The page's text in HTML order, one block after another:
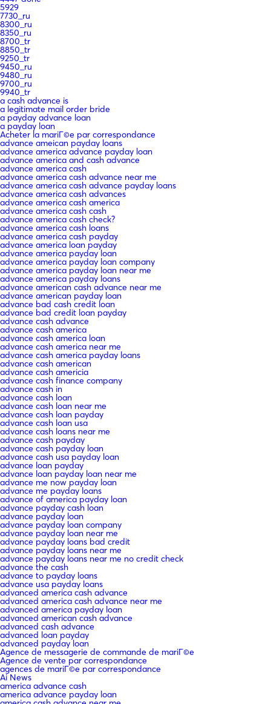
5929
7730_ru
8300_ru
8350_ru
8700_tr
8850_tr
9250_tr
9450_ru
9480_ru
9700_ru
9940_tr
a cash advance is
a legitimate mail order bride
a payday advance loan
a payday loan
Acheter la mariГ©e par correspondance
advance ameican payday loans
advance america advance payday loan
advance america and cash advance
advance america cash
advance america cash advance near me
advance america cash advance payday loans
advance america cash advances
advance america cash america
advance america cash cash
advance america cash check?
advance america cash loans
advance america cash payday
advance america loan payday
advance america payday loan
advance america payday loan company
advance america payday loan near me
advance america payday loans
advance american cash advance near me
advance american payday loan
advance bad cash credit loan
advance bad credit loan payday
advance cash advance
advance cash america
advance cash america loan
advance cash america near me
advance cash america payday loans
advance cash american
advance cash americia
advance cash finance company
advance cash in
advance cash loan
advance cash loan near me
advance cash loan payday
advance cash loan usa
advance cash loans near me
advance cash payday
advance cash payday loan
advance cash usa payday loan
advance loan payday
advance loan payday loan near me
advance me now payday loan
advance me payday loans
advance of america payday loan
advance payday cash loan
advance payday loan
advance payday loan company
advance payday loan near me
advance payday loans bad credit
advance payday loans near me
advance payday loans near me no credit check
advance the cash
advance to payday loans
advance usa payday loans
advanced america cash advance
advanced america cash advance near me
advanced america payday loan
advanced american cash advance
advanced cash advance
advanced loan payday
advanced payday loan
Agence de messagerie de commande de mariГ©e
Agence de vente par correspondance
agences de mariГ©e par correspondance
Ai News
america advance cash
america advance payday loan